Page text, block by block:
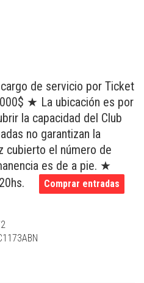
de servicio por Ticket
★ La ubicación es por
la capacidad del Club
no garantizan la
cubierto el número de
es de a pie. ★
Comprar entradas